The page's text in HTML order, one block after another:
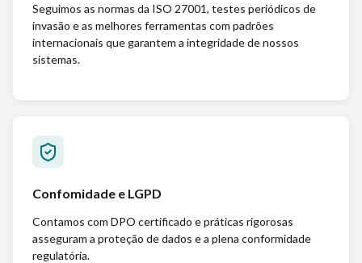
Seguimos as normas da ISO 27001, testes periódicos de
invasão e as melhores ferramentas com padrões
internacionais que garantem a integridade de nossos
sistemas.
Confomidade e LGPD
Contamos com DPO certificado e práticas rigorosas
asseguram a proteção de dados e a plena conformidade
regulatória.